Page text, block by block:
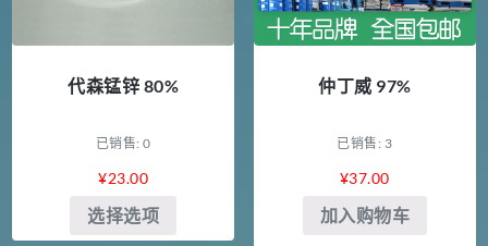
代森锰锌 80%
已销售: 0
¥23.00
选择选项
仲丁威 97%
已销售: 3
¥37.00
加入购物车